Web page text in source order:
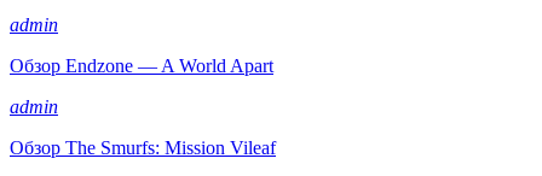
admin
Обзор Endzone — A World Apart
admin
Обзор The Smurfs: Mission Vileaf